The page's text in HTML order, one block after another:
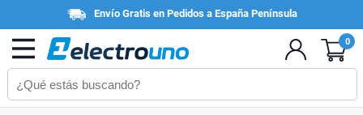
Envío Gratis en Pedidos a España Península
0